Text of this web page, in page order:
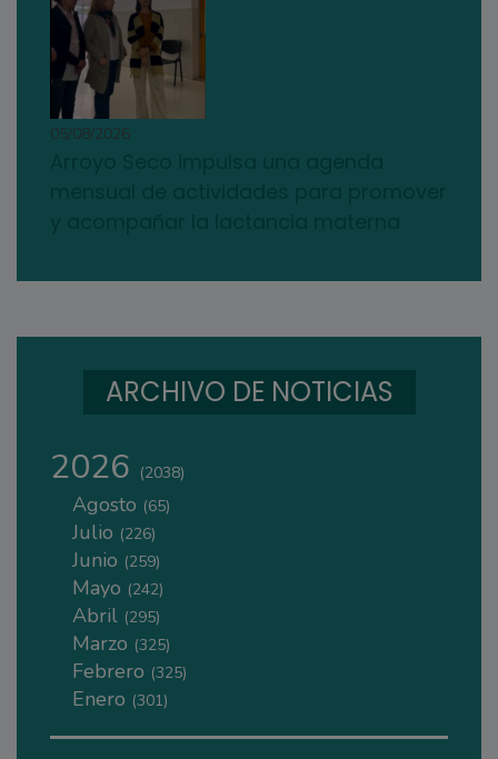
05/08/2026
ARCHIVO DE NOTICIAS
2026 (2038)
Agosto (65)
Julio (226)
Junio (259)
Mayo (242)
Abril (295)
Marzo (325)
Febrero (325)
Enero (301)